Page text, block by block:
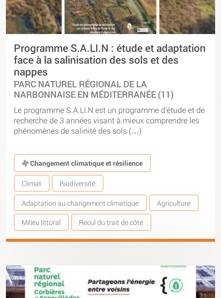
Programme S.A.LI.N : étude et adaptation
face à la salinisation des sols et des
nappes
PARC NATUREL RÉGIONAL DE LA
NARBONNAISE EN MÉDITERRANÉE (11)
Le programme S.A.LI.N est un programme d’étude et de
recherche de 3 années visant à mieux comprendre les
phénomènes de salinité des sols (…)
Changement climatique et résilience
Climat Biodiversité
Adaptation au changement climatique Agriculture
Milieu littoral Recul du trait de côté